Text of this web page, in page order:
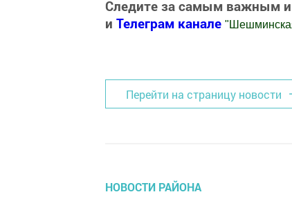
Следите за самым важным
и Телеграм канале "
Перейти на страницу новости
НОВОСТИ РАЙОНА